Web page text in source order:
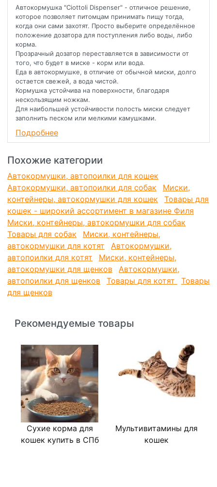
Автокормушка "Ciottoli Dispenser" - отличное решение,
которое позволяет питомцам принимать пищу тогда,
когда они сами захотят. Просто выберите определённое
положение дозатора для поступления либо воды, либо
корма.
Прозрачный дозатор переставляется в зависимости от
того, что будет в миске - корм или вода.
Еда в автокормушке, в отличие от обычной миски, долго
остается свежей, а вода чистой.
Кормушка устойчива на поверхности, благодаря
нескользящим ножкам.
Для наибольшей устойчивости полость миски следует
заполнить песком или мелкими камушками.
пластика, отличается инновационным дизайном: плавные
переживать, что Ваш питомец останется голодным во
время Вашего отсутствия.
Размер: 27x19x24 см. Объем: 1,5 л.
Подробнее
Похожие категории
Автокормушки, автопоилки для кошек
Автокормушки, автопоилки для собак
Миски,
контейнеры, автокормушки для кошек
Товары для
кошек - широкий ассортимент в магазине Филя
Миски, контейнеры, автокормушки для собак
Товары для собак
Миски, контейнеры,
автокормушки для котят
Автокормушки,
автопоилки для котят
Миски, контейнеры,
автокормушки для щенков
Автокормушки,
автопоилки для щенков
Товары для котят
Товары
для щенков
Рекомендуемые товары
Сухие корма для
кошек купить в СПб
Мультивитамины для
кошек